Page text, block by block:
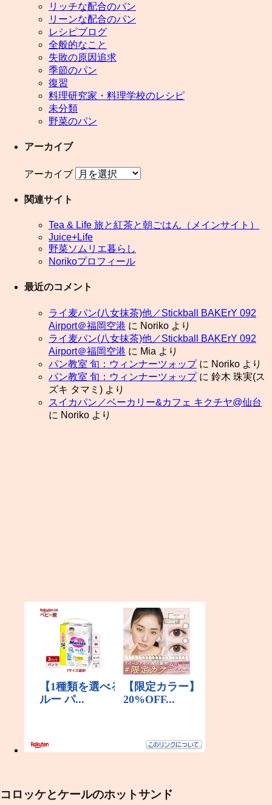
リッチな配合のパン
リーンな配合のパン
レシピブログ
全般的なこと
失敗の原因追求
季節のパン
復習
料理研究家・料理学校のレシピ
未分類
野菜のパン
アーカイブ
アーカイブ
関連サイト
Tea & Life 旅と紅茶と朝ごはん（メインサイト）
Juice+Life
野菜ソムリエ暮らし
Norikoプロフィール
最近のコメント
ライ麦パン(八女抹茶)他／Stickball BAKErY 092
Airport＠福岡空港 に Noriko より
ライ麦パン(八女抹茶)他／Stickball BAKErY 092
Airport＠福岡空港 に Mia より
パン教室 旬：ウィンナーツォップに Noriko より
パン教室 旬：ウィンナーツォップに 鈴木 珠実(ス
ズキ タマミ) より
スイカパン／ベーカリー&カフェ キクチヤ@仙台
に Noriko より
コロッケとケールのホットサンド